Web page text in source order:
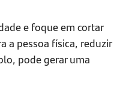
e foque em cortar
a pessoa física, reduzir
pode gerar uma